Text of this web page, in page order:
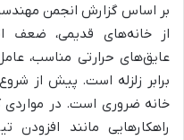
بر اساس گزارش انجمن
از خانه‌های قدیمی، ضعف
عایق‌های حرارتی مناسب،
برابر زلزله است. پیش از
خانه ضروری است. در مواردی
راهکارهایی مانند